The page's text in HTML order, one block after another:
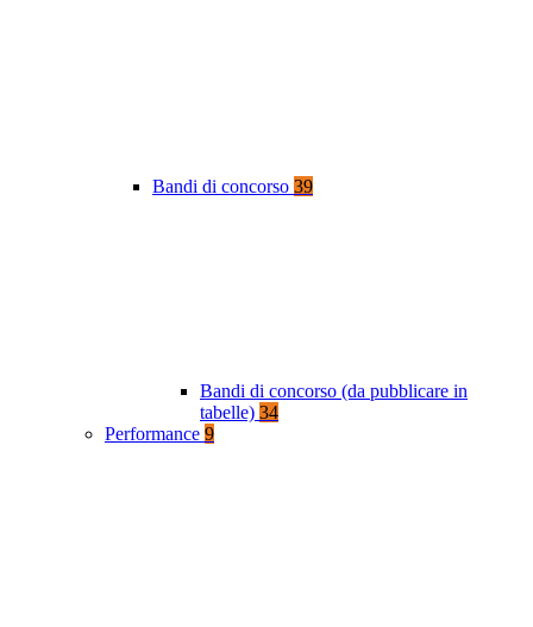
Bandi di concorso 39
Bandi di concorso (da pubblicare in
tabelle) 34
Performance 9